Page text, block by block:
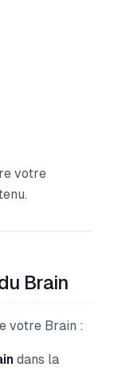
votre
Brain
votre Brain :
dans la